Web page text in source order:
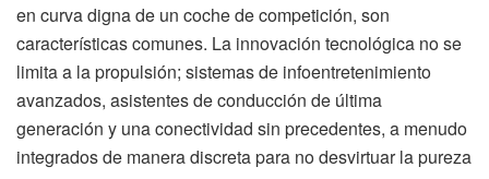
en curva digna de un coche de competición, son
características comunes. La innovación tecnológica no se
limita a la propulsión; sistemas de infoentretenimiento
avanzados, asistentes de conducción de última
generación y una conectividad sin precedentes, a menudo
integrados de manera discreta para no desvirtuar la pureza